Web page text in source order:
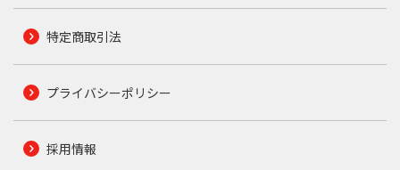
特定商取引法
プライバシーポリシー
採用情報